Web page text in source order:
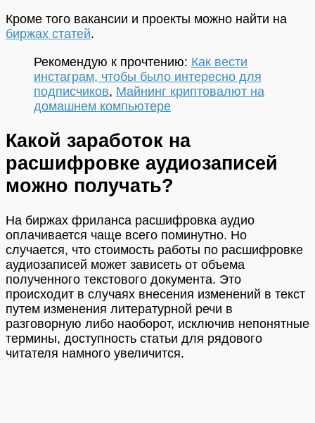
Кроме того вакансии и проекты можно найти на
биржах статей.
Рекомендую к прочтению: Как вести
инстаграм, чтобы было интересно для
подписчиков, Майнинг криптовалют на
домашнем компьютере
Какой заработок на
расшифровке аудиозаписей
можно получать?
На биржах фриланса расшифровка аудио
оплачивается чаще всего поминутно. Но
случается, что стоимость работы по расшифровке
аудиозаписей может зависеть от объема
полученного текстового документа. Это
происходит в случаях внесения изменений в текст
путем изменения литературной речи в
разговорную либо наоборот, исключив непонятные
термины, доступность статьи для рядового
читателя намного увеличится.